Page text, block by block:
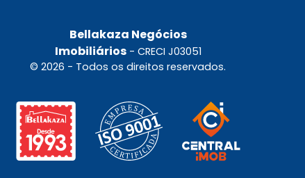
Bellakaza Negócios
Imobiliários- CRECI J03051
© 2026 - Todos os direitos reservados.